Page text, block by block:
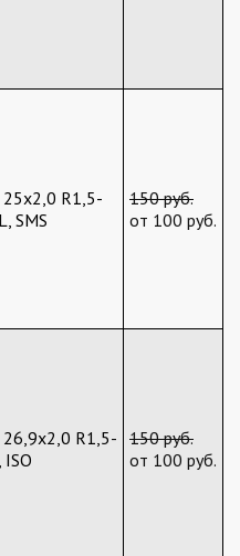
R1,5-
SMS
150 руб.
от 100 руб.
R1,5- 150 руб.
от 100 руб.